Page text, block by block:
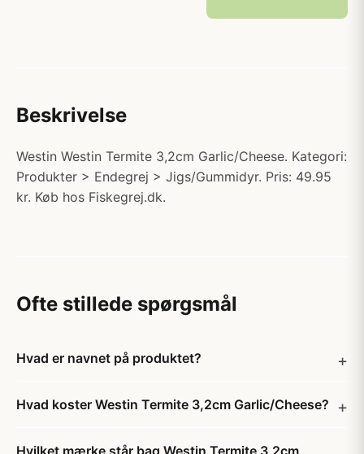
Beskrivelse
Westin Westin Termite 3,2cm Garlic/Cheese. Kategori:
Produkter > Endegrej > Jigs/Gummidyr. Pris: 49.95
kr. Køb hos Fiskegrej.dk.
Ofte stillede spørgsmål
Hvad er navnet på produktet?
Hvad koster Westin Termite 3,2cm Garlic/Cheese?
Hvilket mærke står bag Westin Termite 3,2cm